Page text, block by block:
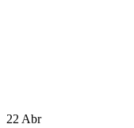
22 Abr